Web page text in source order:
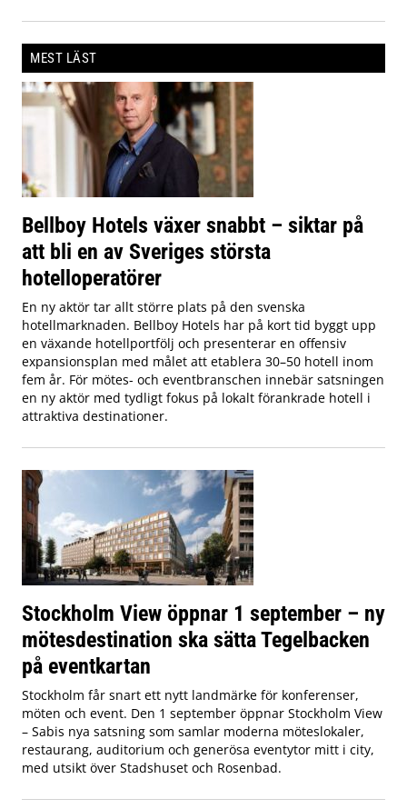
MEST LÄST
Bellboy Hotels växer snabbt – siktar på
att bli en av Sveriges största
hotelloperatörer
En ny aktör tar allt större plats på den svenska
hotellmarknaden. Bellboy Hotels har på kort tid byggt upp
en växande hotellportfölj och presenterar en offensiv
expansionsplan med målet att etablera 30–50 hotell inom
fem år. För mötes- och eventbranschen innebär satsningen
en ny aktör med tydligt fokus på lokalt förankrade hotell i
attraktiva destinationer.
Stockholm View öppnar 1 september – ny
mötesdestination ska sätta Tegelbacken
på eventkartan
Stockholm får snart ett nytt landmärke för konferenser,
möten och event. Den 1 september öppnar Stockholm View
– Sabis nya satsning som samlar moderna möteslokaler,
restaurang, auditorium och generösa eventytor mitt i city,
med utsikt över Stadshuset och Rosenbad.